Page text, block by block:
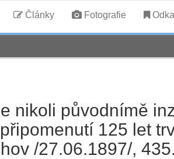
Články Fotografie
nikoli původnímě
125 let
/27.06.1897/,